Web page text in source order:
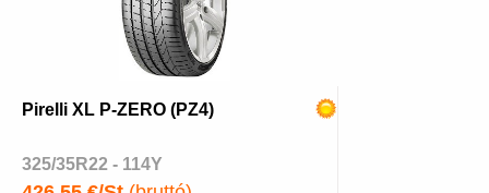
Pirelli XL P-ZERO (PZ4)
325/35R22 - 114Y